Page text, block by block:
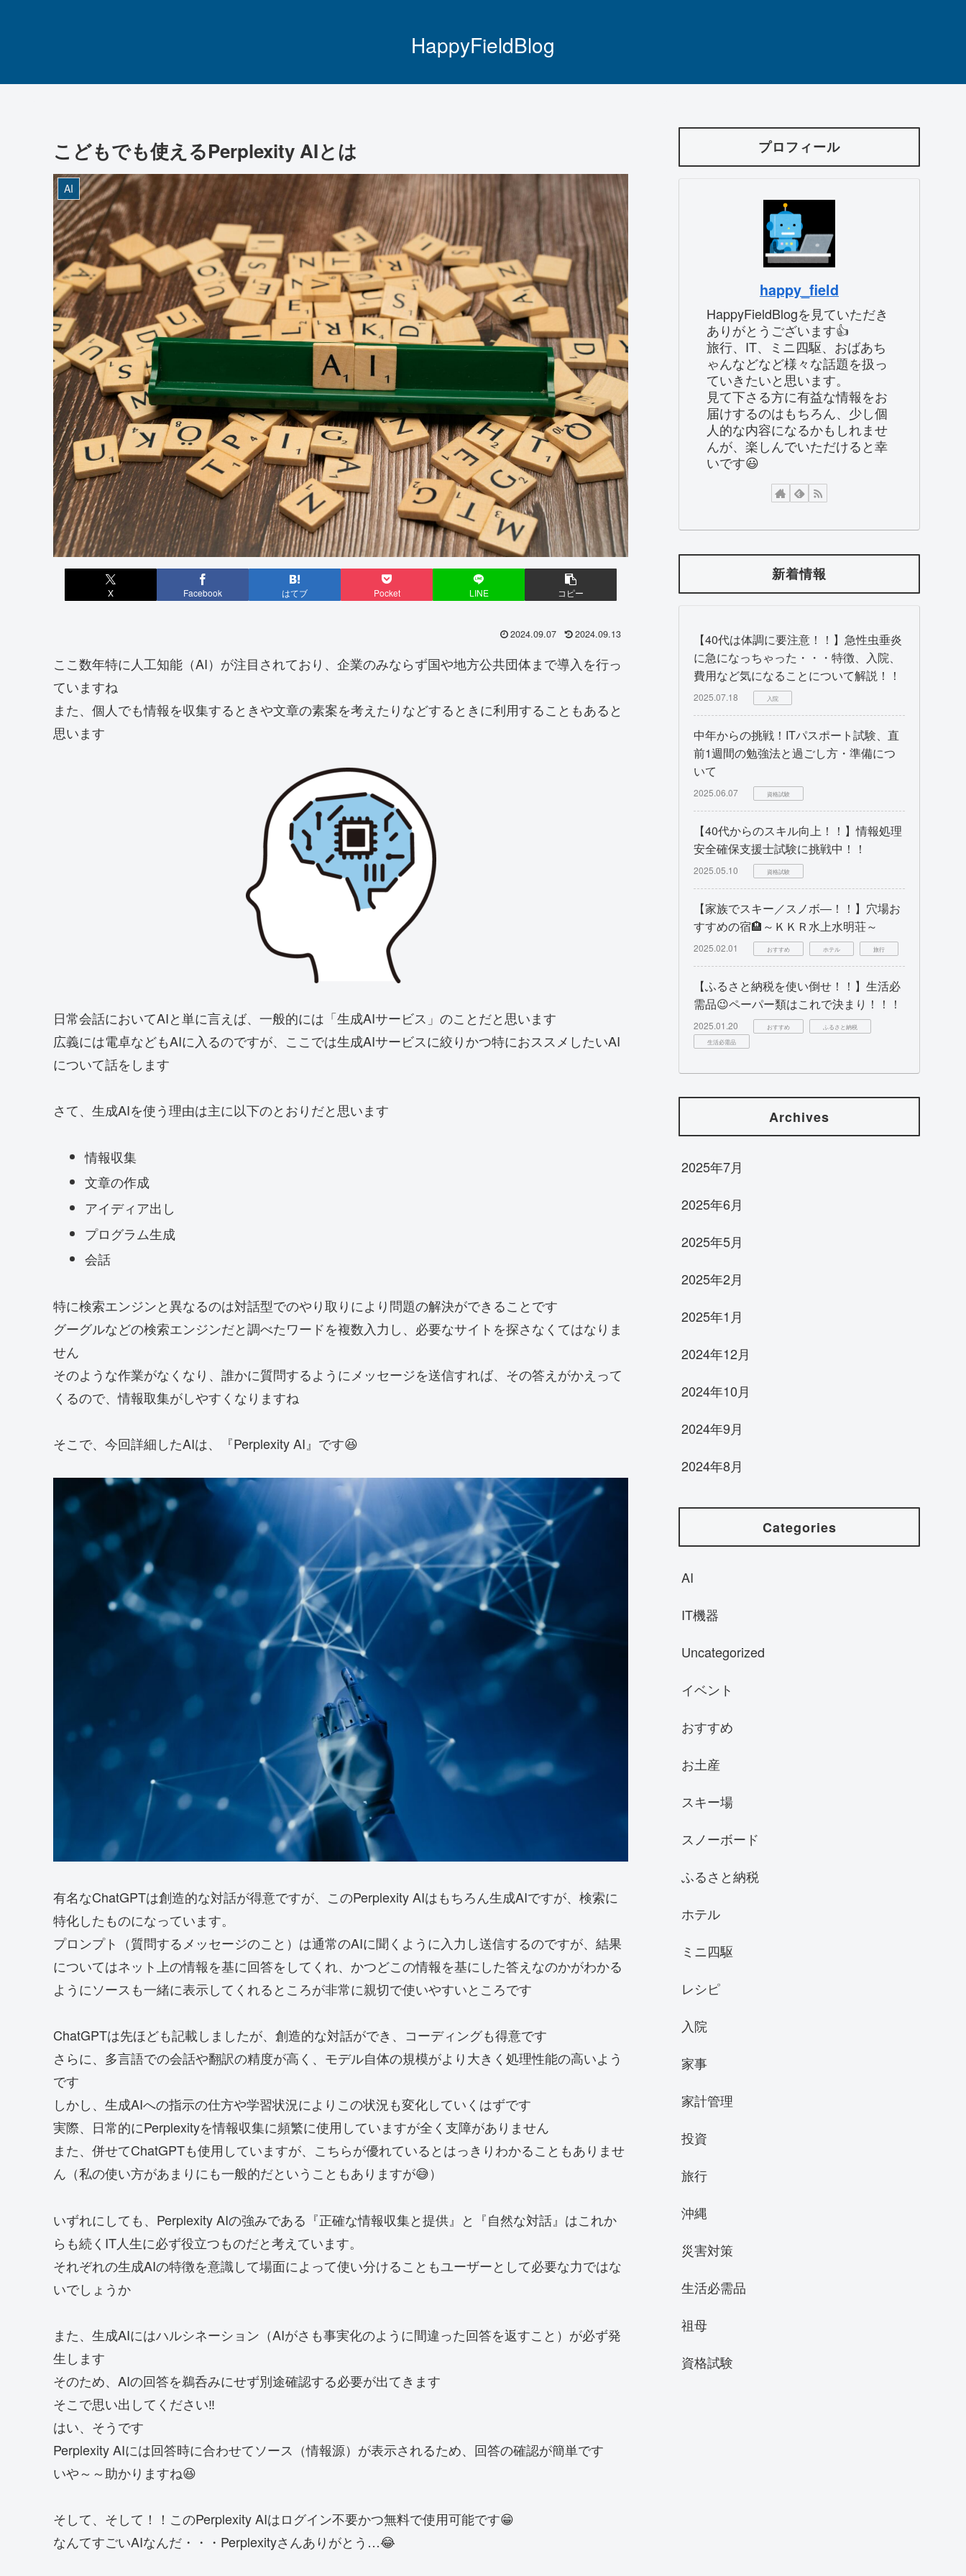
HappyFieldBlog
こどもでも使えるPerplexity AIとは
AI
X Facebook はてブ Pocket LINE コピー
2024.09.07 2024.09.13
ここ数年特に人工知能（AI）が注目されており、企業のみならず国や地方公共団体まで導入を行っ
ていますね
また、個人でも情報を収集するときや文章の素案を考えたりなどするときに利用することもあると
思います
日常会話においてAIと単に言えば、一般的には「生成AIサービス」のことだと思います
広義には電卓などもAIに入るのですが、ここでは生成AIサービスに絞りかつ特におススメしたいAI
について話をします
さて、生成AIを使う理由は主に以下のとおりだと思います
情報収集
文章の作成
アイディア出し
プログラム生成
会話
特に検索エンジンと異なるのは対話型でのやり取りにより問題の解決ができることです
グーグルなどの検索エンジンだと調べたワードを複数入力し、必要なサイトを探さなくてはなりま
せん
そのような作業がなくなり、誰かに質問するようにメッセージを送信すれば、その答えがかえって
くるので、情報取集がしやすくなりますね
そこで、今回詳細したAIは、『Perplexity AI』です😆
有名なChatGPTは創造的な対話が得意ですが、このPerplexity AIはもちろん生成AIですが、検索に
特化したものになっています。
プロンプト（質問するメッセージのこと）は通常のAIに聞くように入力し送信するのですが、結果
についてはネット上の情報を基に回答をしてくれ、かつどこの情報を基にした答えなのかがわかる
ようにソースも一緒に表示してくれるところが非常に親切で使いやすいところです
ChatGPTは先ほども記載しましたが、創造的な対話ができ、コーディングも得意です
さらに、多言語での会話や翻訳の精度が高く、モデル自体の規模がより大きく処理性能の高いよう
です
しかし、生成AIへの指示の仕方や学習状況によりこの状況も変化していくはずです
実際、日常的にPerplexityを情報収集に頻繁に使用していますが全く支障がありません
また、併せてChatGPTも使用していますが、こちらが優れているとはっきりわかることもありませ
ん（私の使い方があまりにも一般的だということもありますが😅）
いずれにしても、Perplexity AIの強みである『正確な情報収集と提供』と『自然な対話』はこれか
らも続くIT人生に必ず役立つものだと考えています。
それぞれの生成AIの特徴を意識して場面によって使い分けることもユーザーとして必要な力ではな
いでしょうか
また、生成AIにはハルシネーション（AIがさも事実化のように間違った回答を返すこと）が必ず発
生します
そのため、AIの回答を鵜呑みにせず別途確認する必要が出てきます
そこで思い出してください‼
はい、そうです
Perplexity AIには回答時に合わせてソース（情報源）が表示されるため、回答の確認が簡単です
いや～～助かりますね😆
そして、そして！！このPerplexity AIはログイン不要かつ無料で使用可能です😁
なんてすごいAIなんだ・・・Perplexityさんありがとう…😂
プロフィール
happy_field
HappyFieldBlogを見ていただき
ありがとうございます👍
旅行、IT、ミニ四駆、おばあち
ゃんなどなど様々な話題を扱っ
ていきたいと思います。
見て下さる方に有益な情報をお
届けするのはもちろん、少し個
人的な内容になるかもしれませ
んが、楽しんでいただけると幸
いです😃
新着情報
【40代は体調に要注意！！】急性虫垂炎
に急になっちゃった・・・特徴、入院、
費用など気になることについて解説！！
2025.07.18 入院
中年からの挑戦！ITパスポート試験、直
前1週間の勉強法と過ごし方・準備につ
いて
2025.06.07 資格試験
【40代からのスキル向上！！】情報処理
安全確保支援士試験に挑戦中！！
2025.05.10 資格試験
【家族でスキー／スノボ―！！】穴場お
すすめの宿🏨～ＫＫＲ水上水明荘～
2025.02.01 おすすめ ホテル 旅行
【ふるさと納税を使い倒せ！！】生活必
需品😉ペーパー類はこれで決まり！！！
2025.01.20 おすすめ
ふるさと納税
生活必需品
Archives
2025年7月
2025年6月
2025年5月
2025年2月
2025年1月
2024年12月
2024年10月
2024年9月
2024年8月
Categories
AI
IT機器
Uncategorized
イベント
おすすめ
お土産
スキー場
スノーボード
ふるさと納税
ホテル
ミニ四駆
レシピ
入院
家事
家計管理
投資
旅行
沖縄
災害対策
生活必需品
祖母
資格試験